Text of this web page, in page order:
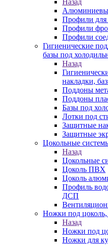
Назад
Профили для
Профили
Профили
Гигиенические
базы под
Назад
накладки,
Поддоны
Поддоны
Базы под
Лотки под
Защитные
Защитные
Цокольные
Назад
Цокольные
Цоколь ПВХ
Цоколь
Профиль
ДСП
Ножки под цоколь,
Назад
Ножки под
Ножки для